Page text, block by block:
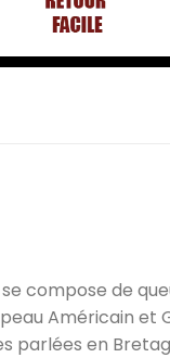
se compose de
Américain et
parlées en